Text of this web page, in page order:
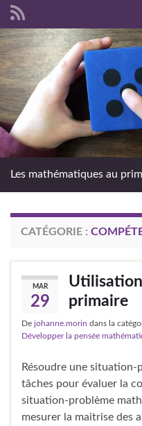
Search for:
Les mathématiques au
CATÉGORIE :
MAR
29
primaire
De johanne.morin dans la
Développer la pensée
Résoudre une situation-
tâches pour évaluer la
situation-problème
mesurer la maitrise des